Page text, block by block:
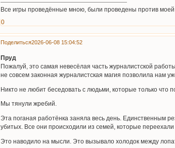
Все игры проведённые мною, были проведены против моей
0
Поделиться2026-06-08 15:04:52
Пруд
Пожалуй, это самая невесёлая часть журналистской
не совсем законная журналистская магия позволила нам
Никто не любит беседовать с людьми, которые только что
Мы тянули жребий.
Эта поганая работёнка заняла весь день. Единственным
убитых. Все они происходили из семей, которые
Это наводило на мысли. Это вызывало холодок между